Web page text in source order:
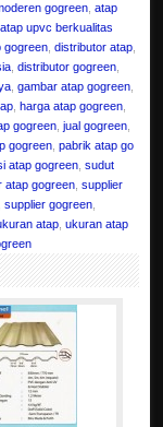
gogreen ,atap
,atap upvc berkualitas
gogreen ,distributor atap
,distributor gogreen
,gambar atap gogreen
,harga atap gogreen
gogreen ,jual gogreen
gogreen ,pabrik atap go
atap gogreen ,sudut
atap gogreen ,supplier
,supplier gogreen
atap ,ukuran atap